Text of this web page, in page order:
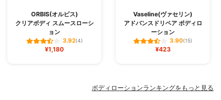
ORBIS(オルビス)
クリアボディ スムースローシ
ョン
3.92(4)
¥1,180
Vaseline(ヴァセリン)
アドバンスドリペア ボディロ
ーション
3.90(15)
¥423
ボディローションランキングをもっと見る